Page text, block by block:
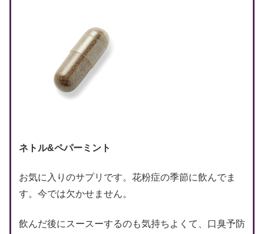
ネトル&ペパーミント
お気に入りのサプリです。花粉症の季節に飲んでま
す。今では欠かせません。
飲んだ後にスースーするのも気持ちよくて、口臭予防